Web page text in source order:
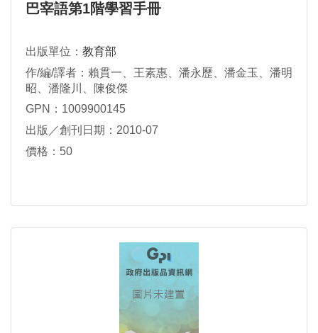
巴宰語第1階學習手冊
出版單位： 教育部
作/編/譯者：賴貫一、王素惠、潘永歷、潘金玉、潘明
昭、潘隆川、陳俊傑
GPN：1009900145
出版／創刊日期：2010-07
價格：50